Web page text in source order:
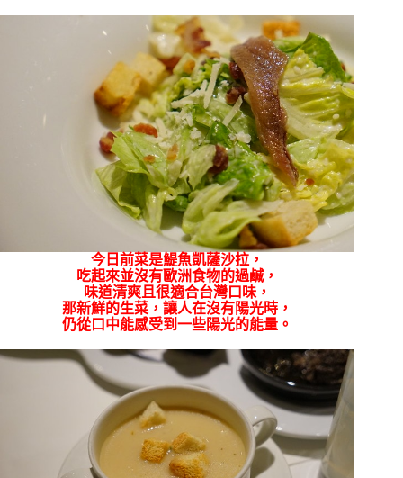
今日前菜是鯷魚凱薩沙拉，
吃起來並沒有歐洲食物的過鹹，
味道清爽且很適合台灣口味，
那新鮮的生菜，讓人在沒有陽光時，
仍從口中能感受到一些陽光的能量。